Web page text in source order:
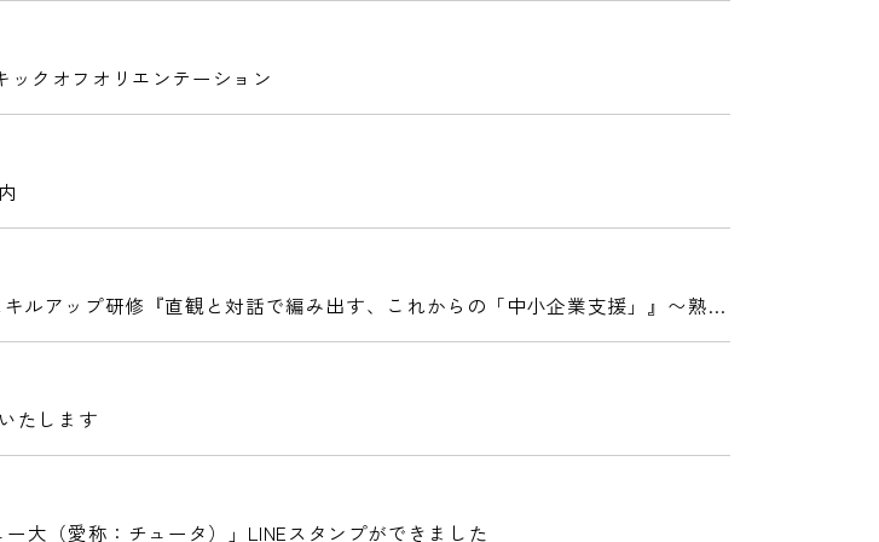
ックオフオリエンテーション
ルアップ研修『直観と対話で編み出す、これからの「中小企業支援」』〜熟達
ーション」を現場の支援に〜
たします
大（愛称：チュータ）」LINEスタンプができました